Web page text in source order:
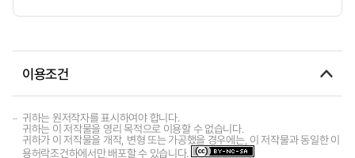
이용조건
귀하는 원저작자를 표시하여야 합니다.
귀하는 이 저작물을 영리 목적으로 이용할 수 없습니다.
귀하가 이 저작물을 개작, 변형 또는 가공했을 경우에는, 이 저작물과 동일한 이
용허락조건하에서만 배포할 수 있습니다.